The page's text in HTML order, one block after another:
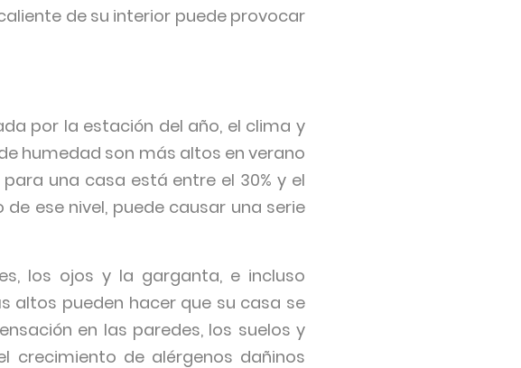
de su interior puede provocar
por la estación del año, el clima y
humedad son más altos en verano
una casa está entre el 30% y el
ese nivel, puede causar una serie
los ojos y la garganta, e incluso
altos pueden hacer que su casa se
en las paredes, los suelos y
crecimiento de alérgenos dañinos